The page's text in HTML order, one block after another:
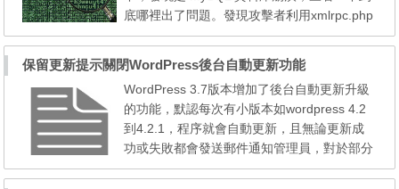
底哪裡出了問題。發現攻擊者利用xmlrpc.php
提供的接口嘗試猜解用戶的密碼，做頻繁的嘗
試。 XML-RPC 這個功能在預設的情況下就是
啟用的，而XML-RPC有什麼作用呢？ XML-R
PC是一種遠端程序呼叫的分佈式計算協議，
並使用HTTP協議作為傳送機制。 (pingbacks
and trackbacks) 估計攻擊的...
保留更新提示關閉WordPress後台自動更新功能
WordPress 3.7版本增加了後台自動更新升級
的功能，默認每次有小版本如wordpress 4.2
到4.2.1，程序就會自動更新，且無論更新成
功或失敗都會發送郵件通知管理員，對於部分
用戶並不希望程序自動更新，而是想在更新前